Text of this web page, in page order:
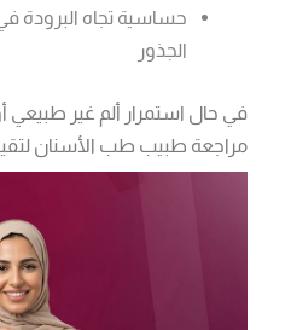
حساسية تجاه البرودة
الجذور
في حال استمرار ألم غير طبيعي
مراجعة طبيب طب الأسنان